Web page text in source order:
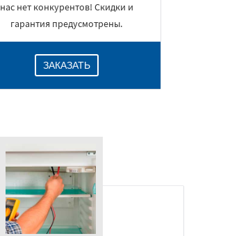
нас нет конкурентов! Скидки и
гарантия предусмотрены.
ЗАКАЗАТЬ